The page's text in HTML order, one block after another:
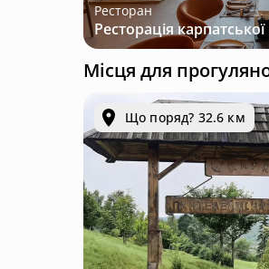
Ресторан
Місця для
Що поряд? 32.6 км